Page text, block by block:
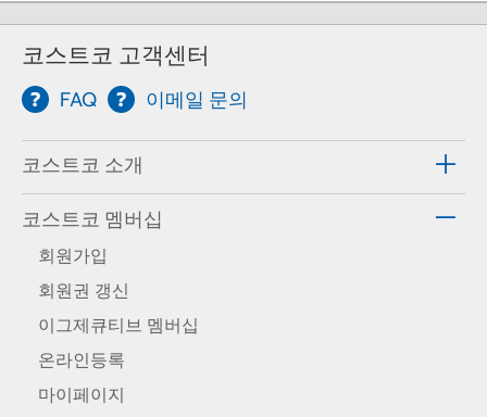
코스트코 고객센터
FAQ 이메일 문의
코스트코 소개
코스트코 멤버십
회원가입
회원권 갱신
이그제큐티브 멤버십
온라인등록
마이페이지